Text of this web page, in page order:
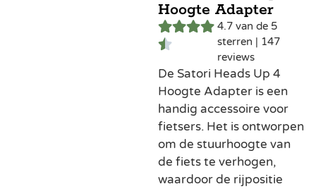
Hoogte Adapter
4.7 van de 5
sterren | 147
reviews
De Satori Heads Up 4
Hoogte Adapter is een
handig accessoire voor
fietsers. Het is ontworpen
om de stuurhoogte van
de fiets te verhogen,
waardoor de rijpositie